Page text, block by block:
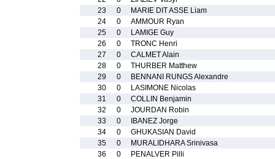
23
0
MARIE DIT ASSE Liam
24
0
AMMOUR Ryan
25
0
LAMIGE Guy
26
0
TRONC Henri
27
0
CALMET Alain
28
0
THURBER Matthew
29
0
BENNANI RUNGS Alexandre
30
0
LASIMONE Nicolas
31
0
COLLIN Benjamin
32
0
JOURDAN Robin
33
0
IBANEZ Jorge
34
0
GHUKASIAN David
35
0
MURALIDHARA Srinivasa
36
0
PENALVER Pilli